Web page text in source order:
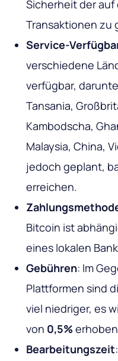
Sicherheit der
Transaktionen zu
Service-
verschiedene
verfügbar,
Tansania,
Kambodscha,
Malaysia, China,
jedoch geplant,
erreichen.
Bitcoin ist
eines lokalen
Gebühren: Im
Plattformen sind
viel niedriger, es
von 0,5%
Bearbeitungszeit